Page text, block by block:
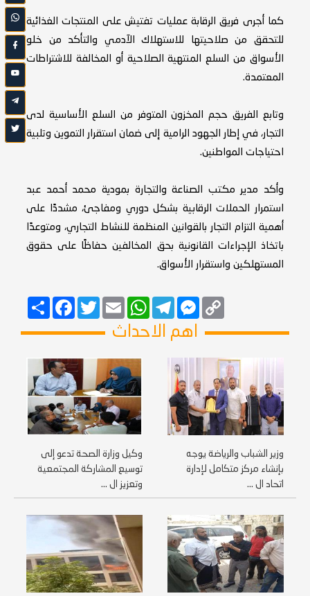
كما أجرى فريق الرقابة عمليات تفتيش على المنتجات الغذائية
للتحقق من صلاحيتها للاستهلاك الآدمي والتأكد من خلو
الأسواق من السلع المنتهية الصلاحية أو المخالفة للاشتراطات
المعتمدة.
وتابع الفريق حجم المخزون المتوفر من السلع الأساسية لدى
التجار، في إطار الجهود الرامية إلى ضمان استقرار التموين وتلبية
احتياجات المواطنين.
وأكد مدير مكتب الصناعة والتجارة بمودية محمد أحمد عبد
استمرار الحملات الرقابية بشكل دوري ومفاجئ، مشددًا على
أهمية التزام التجار بالقوانين المنظمة للنشاط التجاري، ومتوعدًا
باتخاذ الإجراءات القانونية بحق المخالفين حفاظًا على حقوق
المستهلكين واستقرار الأسواق.
انشر
FacebookTwitterEmail
WhatsAppTelegram
MessengerCopy
Link
اهم الاحداث
وزير الشباب والرياضة يوجه
بإنشاء مركز متكامل لإدارة
اتحاد ال ...
وكيل وزارة الصحة تدعو إلى
توسيع المشاركة المجتمعية
وتعزيز ال ...